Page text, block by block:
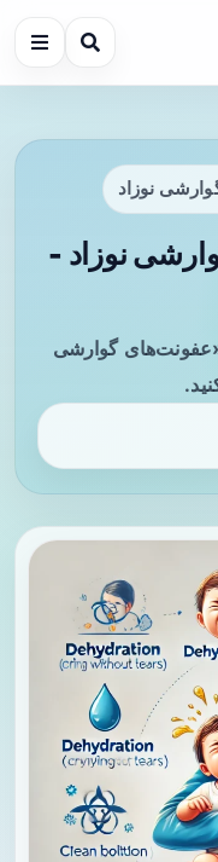
نوزاد
نوزاد -
گوارشی